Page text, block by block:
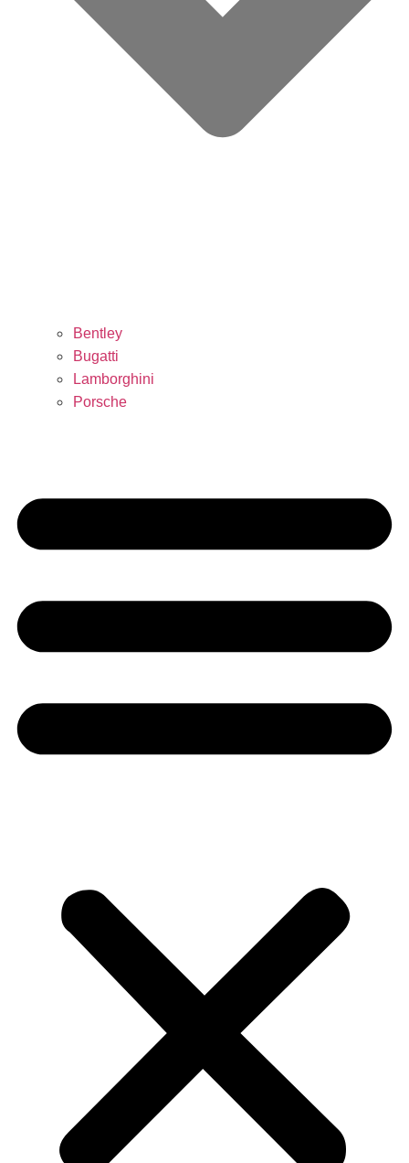
Bentley
Bugatti
Lamborghini
Porsche